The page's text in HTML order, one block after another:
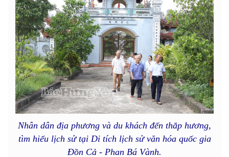
Nhân dân địa phương và du khách đến thắp hương,
tìm hiểu lịch sử tại Di tích lịch sử văn hóa quốc gia
Đồn Cả - Phan Bá Vành.